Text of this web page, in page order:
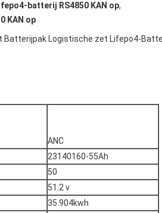
batterij RS4850 KAN op,
KAN op
Batterijpak Logistische zet Lifepo4-
ANC
23140160-55Ah
50
51.2 v
35.904kwh